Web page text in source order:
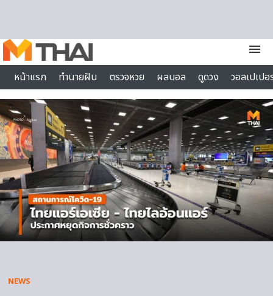
menu
หน้าแรก
ทำนายฝัน ตรวจหวย ผลบอล ดูดวง
วอลเปเป
ไลฟ์สไตล์
NEWS